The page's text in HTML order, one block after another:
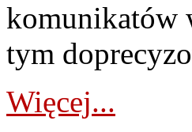
komunikatów
tym
Więcej...